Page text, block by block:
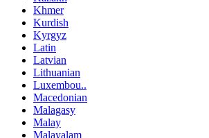
Khmer
Kurdish
Kyrgyz
Latin
Latvian
Lithuanian
Luxembou..
Macedonian
Malagasy
Malay
Malayalam